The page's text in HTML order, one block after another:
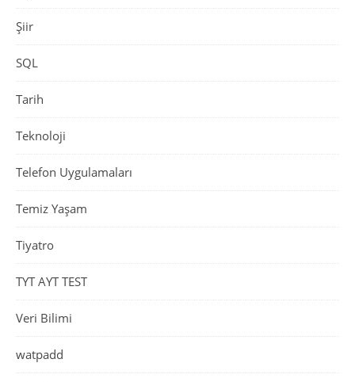
Şiir
SQL
Tarih
Teknoloji
Telefon Uygulamaları
Temiz Yaşam
Tiyatro
TYT AYT TEST
Veri Bilimi
watpadd